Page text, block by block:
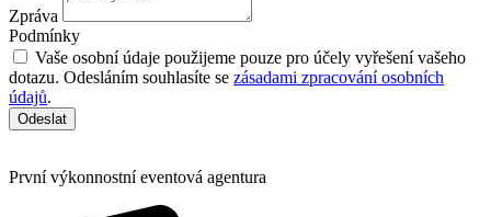
Zpráva
Podmínky
Vaše osobní údaje použijeme pouze pro účely vyřešení vašeho
dotazu. Odesláním souhlasíte se zásadami zpracování osobních
údajů.
Odeslat
První výkonnostní eventová agentura